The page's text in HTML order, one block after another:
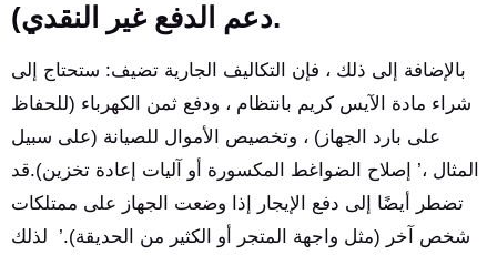
دعم الدفع غير النقدي).
بالإضافة إلى ذلك ، فإن التكاليف الجارية تضيف: ستحتاج إلى
شراء مادة الآيس كريم بانتظام ، ودفع ثمن الكهرباء (للحفاظ
على بارد الجهاز) ، وتخصيص الأموال للصيانة (على سبيل
المثال ،’ إصلاح الضواغط المكسورة أو آليات إعادة تخزين).قد
تضطر أيضًا إلى دفع الإيجار إذا وضعت الجهاز على ممتلكات
شخص آخر (مثل واجهة المتجر أو الكثير من الحديقة).’ لذلك